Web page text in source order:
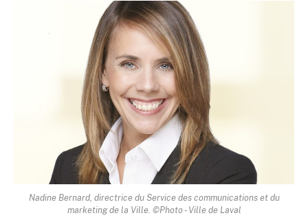
Nadine Bernard, directrice du Service des communications et du
marketing de la Ville. ©Photo - Ville de Laval